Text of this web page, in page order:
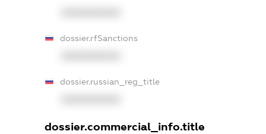
dossier.rfSanctions
dossier.russian_reg_title
dossier.commercial_info.title